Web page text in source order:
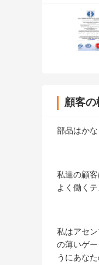
顧客の
部品はかな
私達の顧
よく働く
私はアセ
の薄いゲ
うにあな